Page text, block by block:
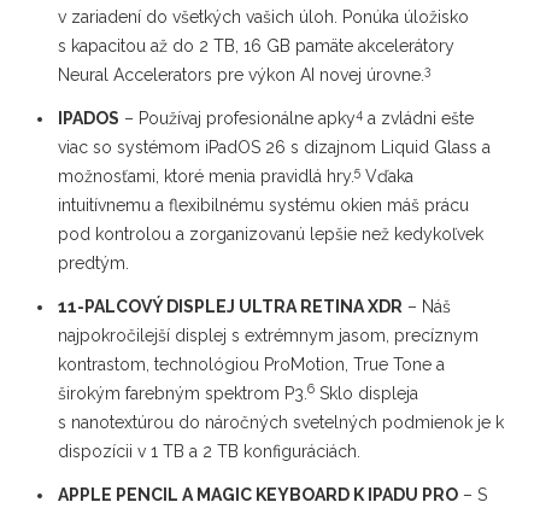
v zariadení do všetkých vašich úloh. Ponúka úložisko
s kapacitou až do 2 TB, 16 GB pamäte akcelerátory
Neural Accelerators pre výkon AI novej úrovne. 3
IPADOS – Používaj profesionálne apky4 a zvládni ešte
viac so systémom iPadOS 26 s dizajnom Liquid Glass a
možnosťami, ktoré menia pravidlá hry.5 Vďaka
intuitívnemu a flexibilnému systému okien máš prácu
pod kontrolou a zorganizovanú lepšie než kedykoľvek
predtým.
11-PALCOVÝ DISPLEJ ULTRA RETINA XDR – Náš
najpokročilejší displej s extrémnym jasom, precíznym
kontrastom, technológiou ProMotion, True Tone a
širokým farebným spektrom P3. 6 Sklo displeja
s nanotextúrou do náročných svetelných podmienok je k
dispozícii v 1 TB a 2 TB konfiguráciách.
APPLE PENCIL A MAGIC KEYBOARD K IPADU PRO – S